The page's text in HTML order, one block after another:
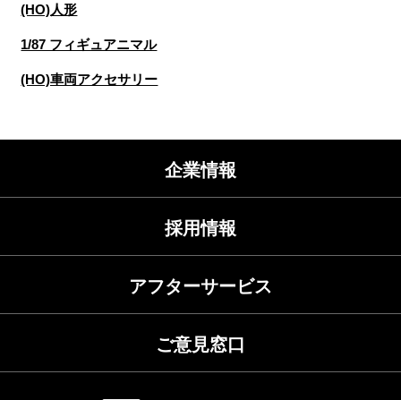
(HO)人形
1/87 フィギュアニマル
(HO)車両アクセサリー
企業情報
採用情報
アフターサービス
ご意見窓口